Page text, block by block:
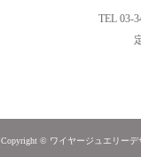
TEL 03-
Copyright © ワイヤージュエリー